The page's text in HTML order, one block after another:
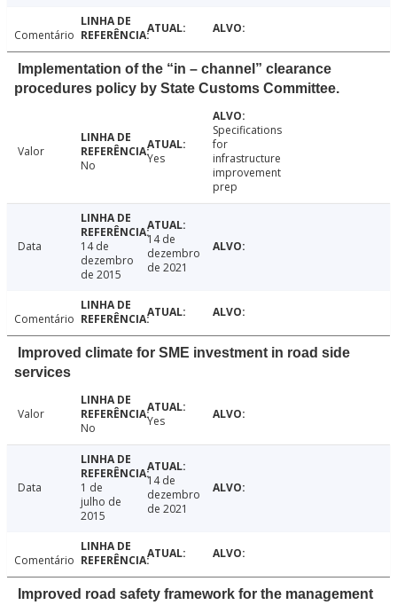
Comentário
Implementation of the “in – channel” clearance
procedures policy by State Customs Committee.
Valor
No
Yes
Specifications
for
infrastructure
improvement
prep
Data
14 de
dezembro
de 2015
14 de
dezembro
de 2021
Comentário
Improved climate for SME investment in road side
services
Valor
No
Yes
Data
1 de
julho de
2015
14 de
dezembro
de 2021
Comentário
Improved road safety framework for the management